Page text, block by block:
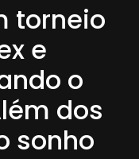
torneio
e
o
dos
sonho